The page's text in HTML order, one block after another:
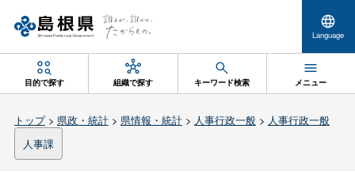
Language
目的で探す 組織で探す キーワード検索 メニュー
トップ> 県政・統計> 県情報・統計> 人事行政一般> 人事行政一般
人事課